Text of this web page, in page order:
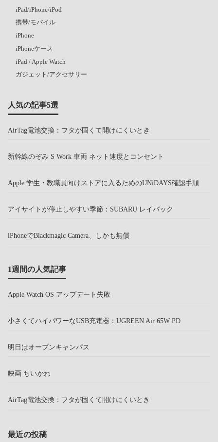
iPad/iPhone/iPod
携帯/モバイル
iPhone
iPhoneケース
iPad / Apple Watch
ガジェット/アクセサリー
人気の記事5選
AirTag電池交換：フタが固くて開けにくいとき
新幹線のぞみ S Work 車両 ネット速度とコンセント
Apple 学生・教職員向けストアに入るためのUNiDAYS確認手順
アイサイトが停止しやすい季節：SUBARU レイバック
iPhoneでBlackmagic Camera、しかも無償
1週間の人気記事
Apple Watch OS アップデート失敗
小さくてハイパワーなUSB充電器：UGREEN Air 65W PD
明日はオープンキャンパス
映画 ちいかわ
AirTag電池交換：フタが固くて開けにくいとき
最近の投稿